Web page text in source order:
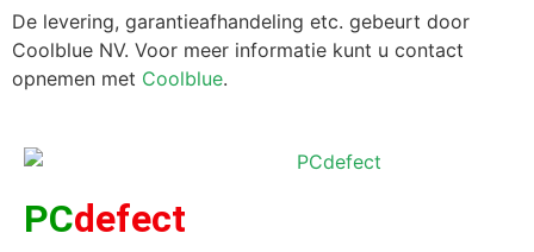
De levering, garantieafhandeling etc. gebeurt door
Coolblue NV. Voor meer informatie kunt u contact
opnemen met Coolblue.
PCdefect